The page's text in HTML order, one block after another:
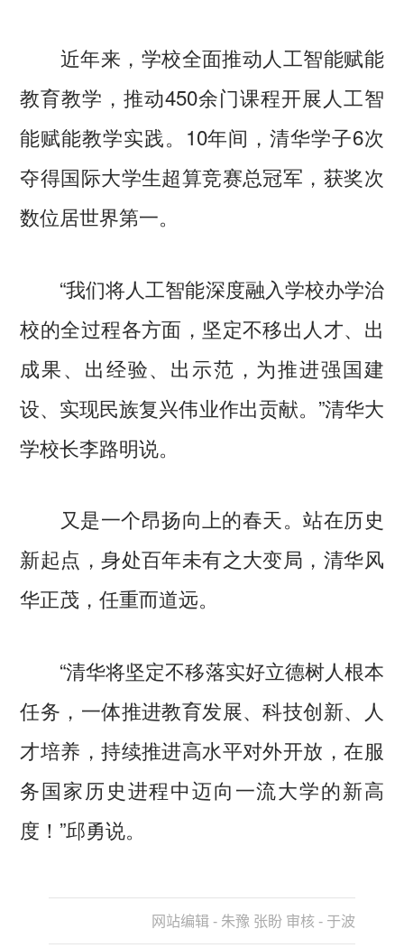
近年来，学校全面推动人工智能赋能
教育教学，推动450余门课程开展人工智
能赋能教学实践。10年间，清华学子6次
夺得国际大学生超算竞赛总冠军，获奖次
数位居世界第一。
“我们将人工智能深度融入学校办学治
校的全过程各方面，坚定不移出人才、出
成果、出经验、出示范，为推进强国建
设、实现民族复兴伟业作出贡献。”清华大
学校长李路明说。
又是一个昂扬向上的春天。站在历史
新起点，身处百年未有之大变局，清华风
华正茂，任重而道远。
“清华将坚定不移落实好立德树人根本
任务，一体推进教育发展、科技创新、人
才培养，持续推进高水平对外开放，在服
务国家历史进程中迈向一流大学的新高
度！”邱勇说。
网站编辑 - 朱豫 张盼 审核 - 于波